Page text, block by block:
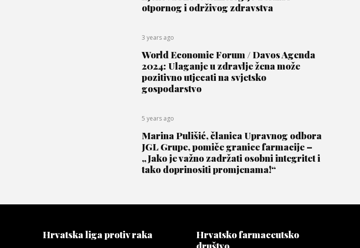
otpornog i održivog zdravstva
3 years ago
World Economic Forum / Davos Agenda
2024: Ulaganje u zdravlje žena može
pozitivno utjecati na svjetsko
gospodarstvo
5 years ago
Marina Pulišić, članica Upravnog odbora
JGL Grupe, pomiče granice farmacije –
„Jako je važno zadržati osobni integritet i
tako doprinositi promjenama!“
Hrvatska liga protiv raka
Hrvatsko farmaceutsko